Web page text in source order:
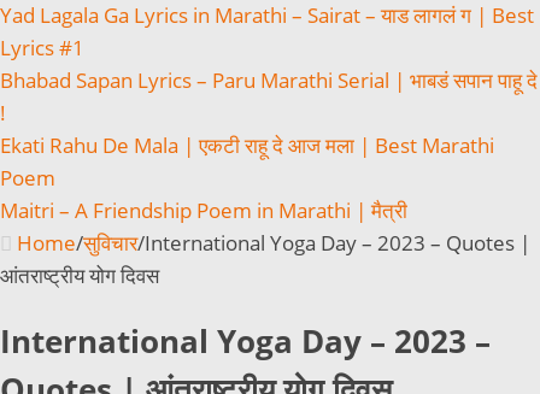
Yad Lagala Ga Lyrics in Marathi – Sairat – याड लागलं ग | Best
Lyrics #1
Bhabad Sapan Lyrics – Paru Marathi Serial | भाबडं सपान पाहू दे
!
Ekati Rahu De Mala | एकटी राहू दे आज मला | Best Marathi
Poem
Maitri – A Friendship Poem in Marathi | मैत्री
Home/सुविचार/International Yoga Day – 2023 – Quotes |
आंतराष्ट्रीय योग दिवस
International Yoga Day – 2023 –